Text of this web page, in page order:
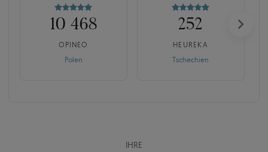
10 468
OPINEO
Polen
252
HEUREKA
Tschechien
IHRE